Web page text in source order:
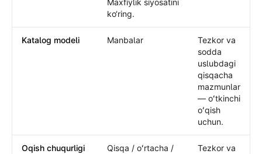
Maxfiylik siyosatini
ko‘ring.
Katalog modeli Manbalar
Tezkor va
sodda
uslubdagi
qisqacha
mazmunlar
— oʻtkinchi
oʻqish
uchun.
Oqish chuqurligi
Qisqa / oʻrtacha /
Tezkor va